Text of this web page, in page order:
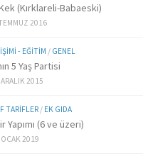
(Kırklareli-Babaeski)
2016
- EĞITIM / GENEL
5 Yaş Partisi
ARALIK 2015
TARIFLER/ EK GIDA
Yapımı (6 ve üzeri)
2019